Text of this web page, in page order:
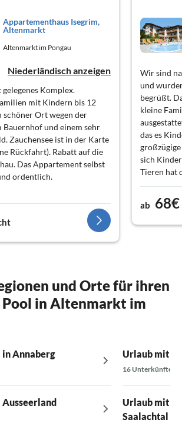
Appartementhaus Isegrim,
Altenmarkt
Altenmarkt im Pongau
Niederländisch anzeigen
gelegenes Komplex.
mit Kindern bis 12
schöner Ort wegen der
Bauernhof und einem sehr
Zauchensee ist in der Karte
Rückfahrt). Rabatt auf die
Das Appartement selbst
ordentlich.
Wir sind
und
begrüßt.
kleine
das es
sich
Tieren hat
wirklich
Kind
Kindern
ab 68€
und Orte für ihren
in Altenmarkt im
Annaberg Urlaub mit
16 Unterkünfte
Urlaub mit
Saalachtal